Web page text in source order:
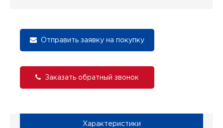
Отправить заявку на покупку
Заказать обратный звонок
Характеристики